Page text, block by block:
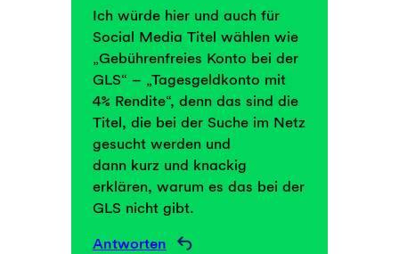
Ich würde hier und auch für
Social Media Titel wählen wie
„Gebührenfreies Konto bei der
GLS“ – „Tagesgeldkonto mit
4% Rendite“, denn das sind die
Titel, die bei der Suche im Netz
gesucht werden und
dann kurz und knackig
erklären, warum es das bei der
GLS nicht gibt.
Antworten